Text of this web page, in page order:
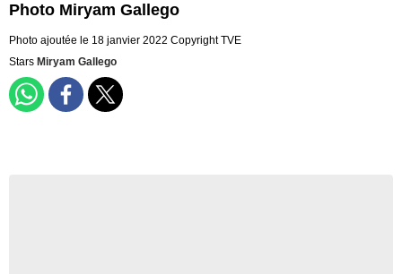
Photo Miryam Gallego
Photo ajoutée le 18 janvier 2022 Copyright TVE
Stars Miryam Gallego